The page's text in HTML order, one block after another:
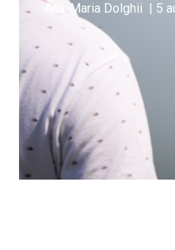
Ana-Maria Dolghii | 5